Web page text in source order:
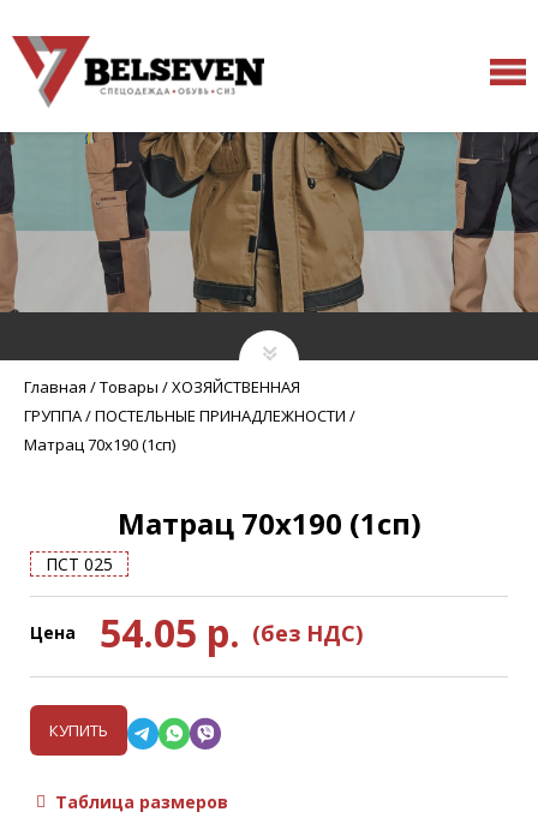
Главная /Товары /ХОЗЯЙСТВЕННАЯ
ГРУППА/ПОСТЕЛЬНЫЕ ПРИНАДЛЕЖНОСТИ /
Матрац 70х190 (1сп)
Матрац 70х190 (1сп)
ПСТ 025
Цена 54.05 р. (без НДС)
КУПИТЬ
Таблица размеров